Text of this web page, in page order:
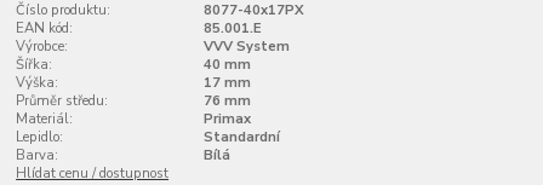
Číslo produktu:
8077-40x17PX
EAN kód:
85.001.E
Výrobce:
VVV System
Šířka:
40 mm
Výška:
17 mm
Průměr středu:
76 mm
Materiál:
Primax
Lepidlo:
Standardní
Barva:
Bílá
Hlídat cenu / dostupnost